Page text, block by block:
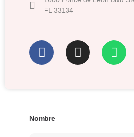
FL 33134
Nombre